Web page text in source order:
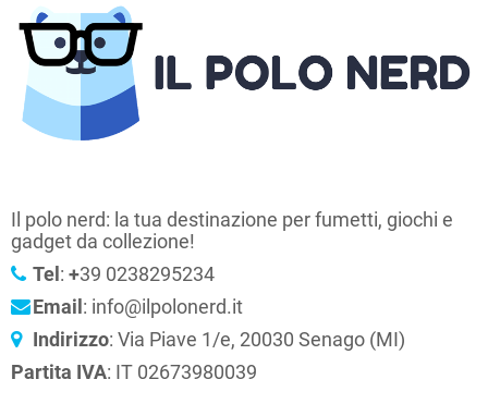
Il polo nerd: la tua destinazione per fumetti, giochi e
gadget da collezione!
Tel : +39 0238295234
Email : info@ilpolonerd.it
Indirizzo: Via Piave 1/e, 20030 Senago (MI)
Partita IVA: IT 02673980039